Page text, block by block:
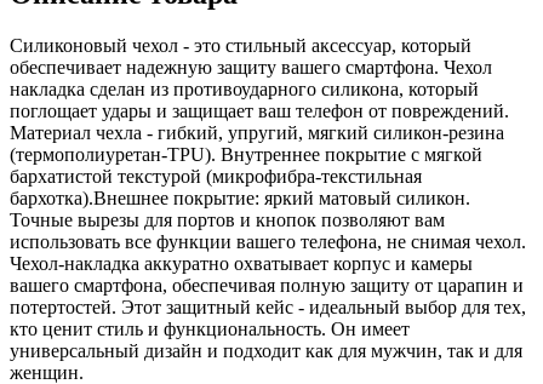
Силиконовый чехол - это стильный аксессуар, который
обеспечивает надежную защиту вашего смартфона. Чехол
накладка сделан из противоударного силикона, который
поглощает удары и защищает ваш телефон от повреждений.
Материал чехла - гибкий, упругий, мягкий силикон-резина
(термополиуретан-TPU). Внутреннее покрытие с мягкой
бархатистой текстурой (микрофибра-текстильная
бархотка).Внешнее покрытие: яркий матовый силикон.
Точные вырезы для портов и кнопок позволяют вам
использовать все функции вашего телефона, не снимая чехол.
Чехол-накладка аккуратно охватывает корпус и камеры
вашего смартфона, обеспечивая полную защиту от царапин и
потертостей. Этот защитный кейс - идеальный выбор для тех,
кто ценит стиль и функциональность. Он имеет
универсальный дизайн и подходит как для мужчин, так и для
женщин.